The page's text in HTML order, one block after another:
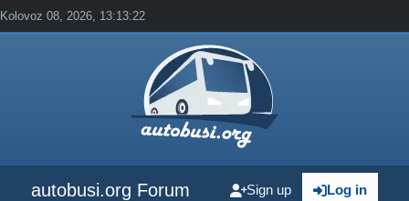
Kolovoz 08, 2026, 13:13:22
autobusi.org Forum Log in
Sign up